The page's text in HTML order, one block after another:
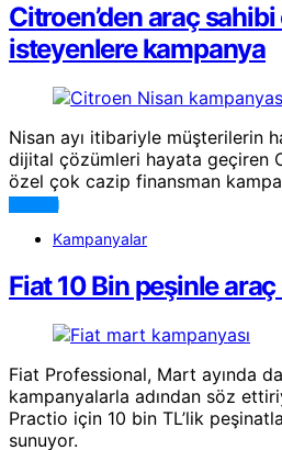
Citroen’den araç
isteyenlere kampanya
Nisan ayı itibariyle müşterilerin
dijital çözümleri hayata geçiren
özel çok cazip finansman
DEVAMI
Kampanyalar
Fiat 10 Bin peşinle
Fiat Professional, Mart ayında
kampanyalarla adından söz
Practio için 10 bin TL’lik
sunuyor.